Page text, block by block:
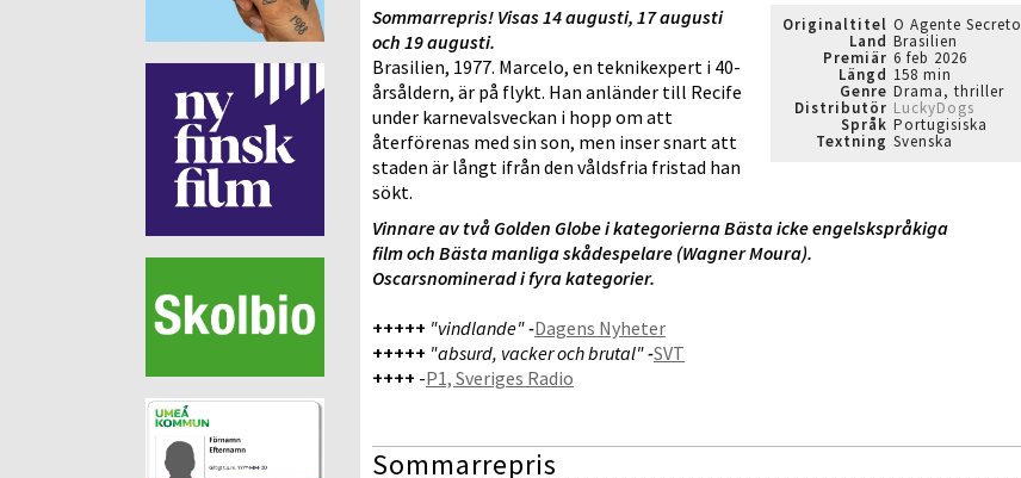
Originaltitel
Land
Premiär
Längd
Genre
Distributör
Språk
Textning
O Agente Secreto
Brasilien
6 feb 2026
158 min
Drama, thriller
LuckyDogs
Portugisiska
Svenska
Sommarrepris! Visas14 augusti, 17 augusti
och 19 augusti.
Brasilien, 1977. Marcelo, en teknikexpert i 40-
årsåldern, är på flykt. Han anländer till Recife
under karnevalsveckan i hopp om att
återförenas med sin son, men inser snart att
staden är långt ifrån den våldsfria fristad han
sökt.
Vinnare av två Golden Globe i kategorierna Bästa icke engelskspråkiga
film och Bästa manliga skådespelare (Wagner Moura).
Oscarsnominerad i fyra kategorier.
+++++ "vindlande"-Dagens Nyheter
+++++ "absurd, vacker och brutal"-SVT
++++ -P1, Sveriges Radio
Sommarrepris